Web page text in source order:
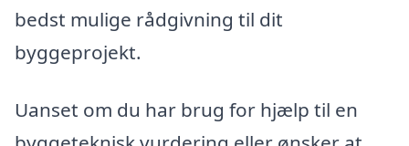
bedst mulige rådgivning til dit
byggeprojekt.
Uanset om du har brug for hjælp til en